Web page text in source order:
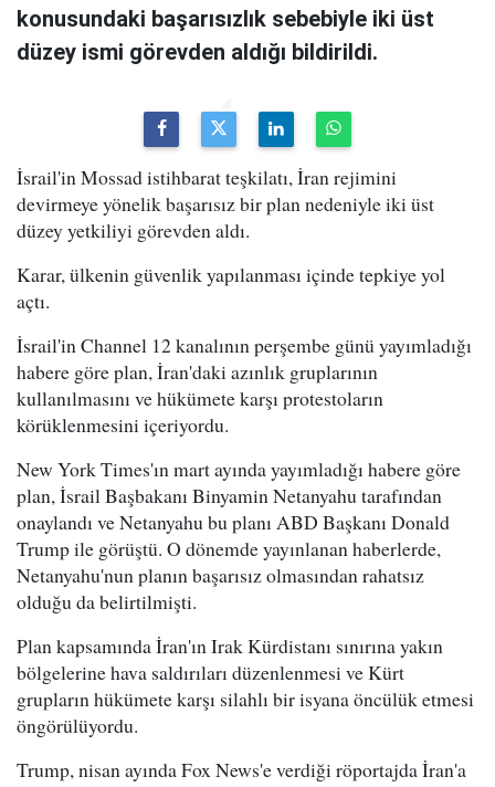
konusundaki başarısızlık sebebiyle iki üst
düzey ismi görevden aldığı bildirildi.
İsrail'in Mossad istihbarat teşkilatı, İran rejimini
devirmeye yönelik başarısız bir plan nedeniyle iki üst
düzey yetkiliyi görevden aldı.
Karar, ülkenin güvenlik yapılanması içinde tepkiye yol
açtı.
İsrail'in Channel 12 kanalının perşembe günü yayımladığı
habere göre plan, İran'daki azınlık gruplarının
kullanılmasını ve hükümete karşı protestoların
körüklenmesini içeriyordu.
New York Times'ın mart ayında yayımladığı habere göre
plan, İsrail Başbakanı Binyamin Netanyahu tarafından
onaylandı ve Netanyahu bu planı ABD Başkanı Donald
Trump ile görüştü. O dönemde yayınlanan haberlerde,
Netanyahu'nun planın başarısız olmasından rahatsız
olduğu da belirtilmişti.
Plan kapsamında İran'ın Irak Kürdistanı sınırına yakın
bölgelerine hava saldırıları düzenlenmesi ve Kürt
grupların hükümete karşı silahlı bir isyana öncülük etmesi
öngörülüyordu.
Trump, nisan ayında Fox News'e verdiği röportajda İran'a